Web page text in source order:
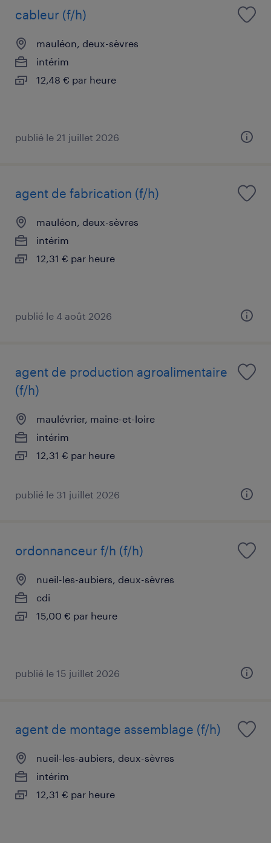
cableur (f/h)
mauléon, deux-sèvres
intérim
12,48 € par heure
publié le 21 juillet 2026
agent de fabrication (f/h)
mauléon, deux-sèvres
intérim
12,31 € par heure
publié le 4 août 2026
agent de production agroalimentaire
(f/h)
maulévrier, maine-et-loire
intérim
12,31 € par heure
publié le 31 juillet 2026
ordonnanceur f/h (f/h)
nueil-les-aubiers, deux-sèvres
cdi
15,00 € par heure
publié le 15 juillet 2026
agent de montage assemblage (f/h)
nueil-les-aubiers, deux-sèvres
intérim
12,31 € par heure